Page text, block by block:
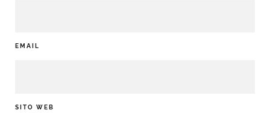
EMAIL
SITO WEB